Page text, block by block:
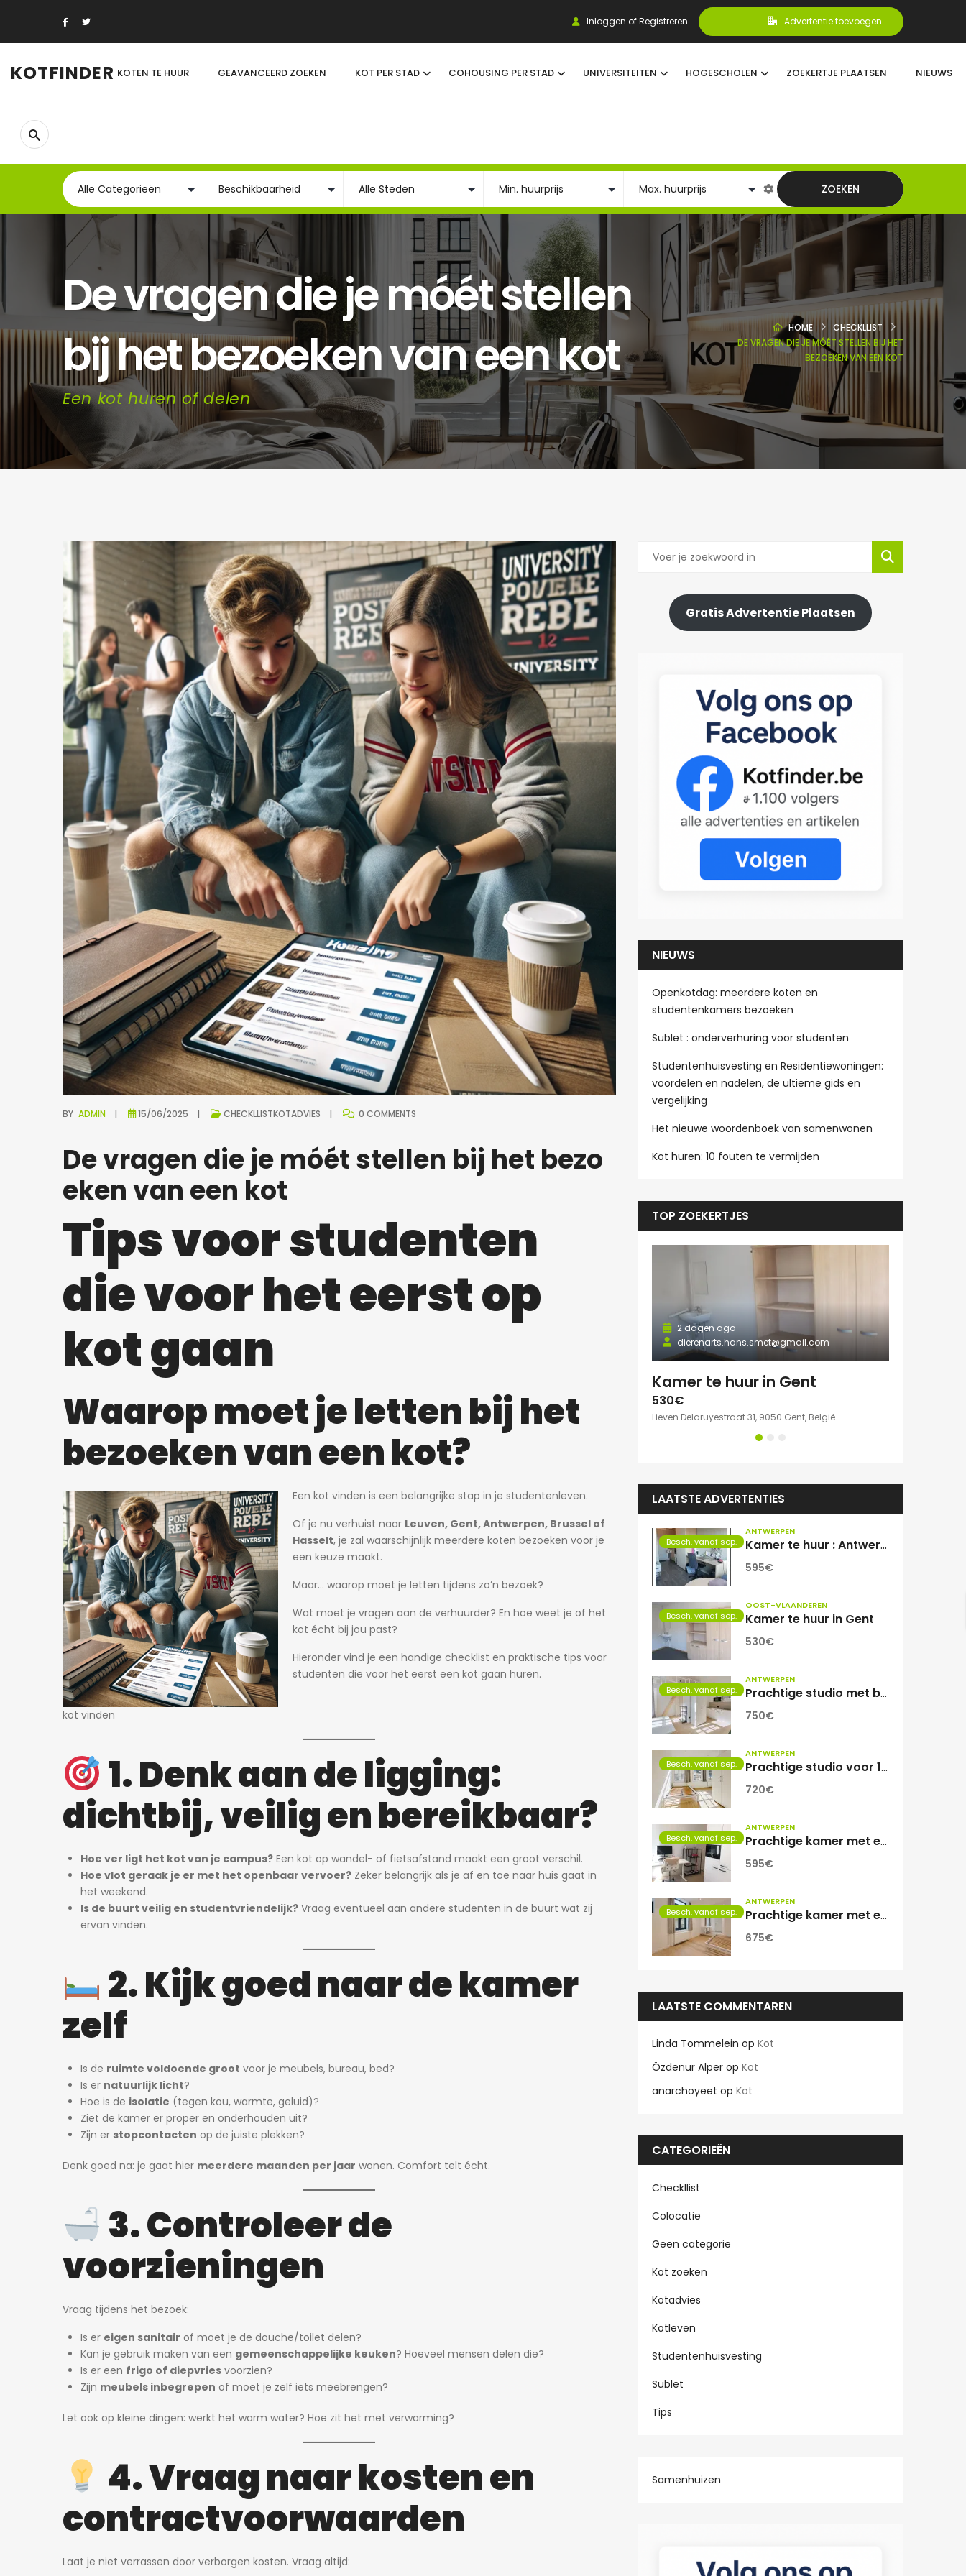
Inloggen of Registreren Advertentie toevoegen
KOTFINDER KOTEN TE HUUR GEAVANCEERD ZOEKEN KOT PER STAD COHOUSING PER STAD UNIVERSITEITEN HOGESCHOLEN ZOEKERTJE PLAATSEN NIEUWS
ZOEKEN
De vragen die je móét stellen
bij het bezoeken van een kot
Een kot huren of delen
HOME
CHECKLLIST
DE VRAGEN DIE JE MÓÉT STELLEN BIJ HET
BEZOEKEN VAN EEN KOT
BY ADMIN 15/06/2025 CHECKLLISTKOTADVIES 0 COMMENTS
De vragen die je móét stellen bij het bezo
eken van een kot
Tips voor studenten
die voor het eerst op
kot gaan
Waarop moet je letten bij het
bezoeken van een kot?
kot vinden
Een kot vinden is een belangrijke stap in je studentenleven.
Of je nu verhuist naar Leuven, Gent, Antwerpen, Brussel of
Hasselt, je zal waarschijnlijk meerdere koten bezoeken voor je
een keuze maakt.
Maar… waarop moet je letten tijdens zo’n bezoek?
Wat moet je vragen aan de verhuurder? En hoe weet je of het
kot écht bij jou past?
Hieronder vind je een handige checklist en praktische tips voor
studenten die voor het eerst een kot gaan huren.
1. Denk aan de ligging:
dichtbij, veilig en bereikbaar?
Hoe ver ligt het kot van je campus? Een kot op wandel- of fietsafstand maakt een groot verschil.
Hoe vlot geraak je er met het openbaar vervoer? Zeker belangrijk als je af en toe naar huis gaat in
het weekend.
Is de buurt veilig en studentvriendelijk? Vraag eventueel aan andere studenten in de buurt wat zij
ervan vinden.
2. Kijk goed naar de kamer
zelf
Is de ruimte voldoende groot voor je meubels, bureau, bed?
Is er natuurlijk licht?
Hoe is de isolatie (tegen kou, warmte, geluid)?
Ziet de kamer er proper en onderhouden uit?
Zijn er stopcontacten op de juiste plekken?
Denk goed na: je gaat hier meerdere maanden per jaar wonen. Comfort telt écht.
3. Controleer de
voorzieningen
Vraag tijdens het bezoek:
Is er eigen sanitair of moet je de douche/toilet delen?
Kan je gebruik maken van een gemeenschappelijke keuken? Hoeveel mensen delen die?
Is er een frigo of diepvries voorzien?
Zijn meubels inbegrepen of moet je zelf iets meebrengen?
Let ook op kleine dingen: werkt het warm water? Hoe zit het met verwarming?
4. Vraag naar kosten en
contractvoorwaarden
Laat je niet verrassen door verborgen kosten. Vraag altijd:
Gratis Advertentie Plaatsen
NIEUWS
Openkotdag: meerdere koten en
studentenkamers bezoeken
Sublet : onderverhuring voor studenten
Studentenhuisvesting en Residentiewoningen:
voordelen en nadelen, de ultieme gids en
vergelijking
Het nieuwe woordenboek van samenwonen
Kot huren: 10 fouten te vermijden
TOP ZOEKERTJES
2 dagen ago
750€
Willem Herreynsstraat 42, Mechelen, België
595€
Adegemstraat 42, 2800 Mechelen, België
dierenarts.hans.smet@gmail.com
2 dagen ago
Kamer te huur in Gent
530€
Lieven Delaruyestraat 31, 9050 Gent, België
LAATSTE ADVERTENTIES
Besch. vanaf sep.
ANTWERPEN
Kamer te huur : Antwerpen Zuid
595€
Besch. vanaf sep.
OOST-VLAANDEREN
Kamer te huur in Gent
530€
Besch. vanaf sep.
ANTWERPEN
Prachtige studio met balkon voor 1 student(e)!
750€
Besch. vanaf sep.
ANTWERPEN
Prachtige studio voor 1 student(e)
720€
Besch. vanaf sep.
ANTWERPEN
Prachtige kamer met eigen sanitair.
595€
Besch. vanaf sep.
ANTWERPEN
Prachtige kamer met eigen sanitair!
675€
LAATSTE COMMENTAREN
Linda Tommelein op Kot
Özdenur Alper op Kot
anarchoyeet op Kot
CATEGORIEËN
Checkllist
Colocatie
Geen categorie
Kot zoeken
Kotadvies
Kotleven
Studentenhuisvesting
Sublet
Tips
Samenhuizen